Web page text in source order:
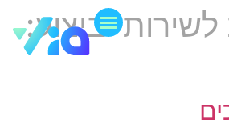
לשירותי ביצוע: